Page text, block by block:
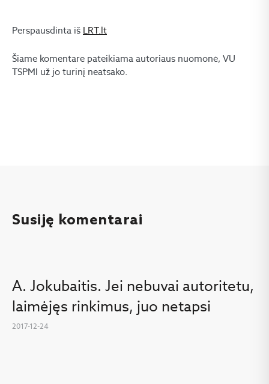
Perspausdinta iš LRT.lt
Šiame komentare pateikiama autoriaus nuomonė, VU
TSPMI už jo turinį neatsako.
Susiję komentarai
A. Jokubaitis. Jei nebuvai autoritetu,
laimėjęs rinkimus, juo netapsi
2017-12-24